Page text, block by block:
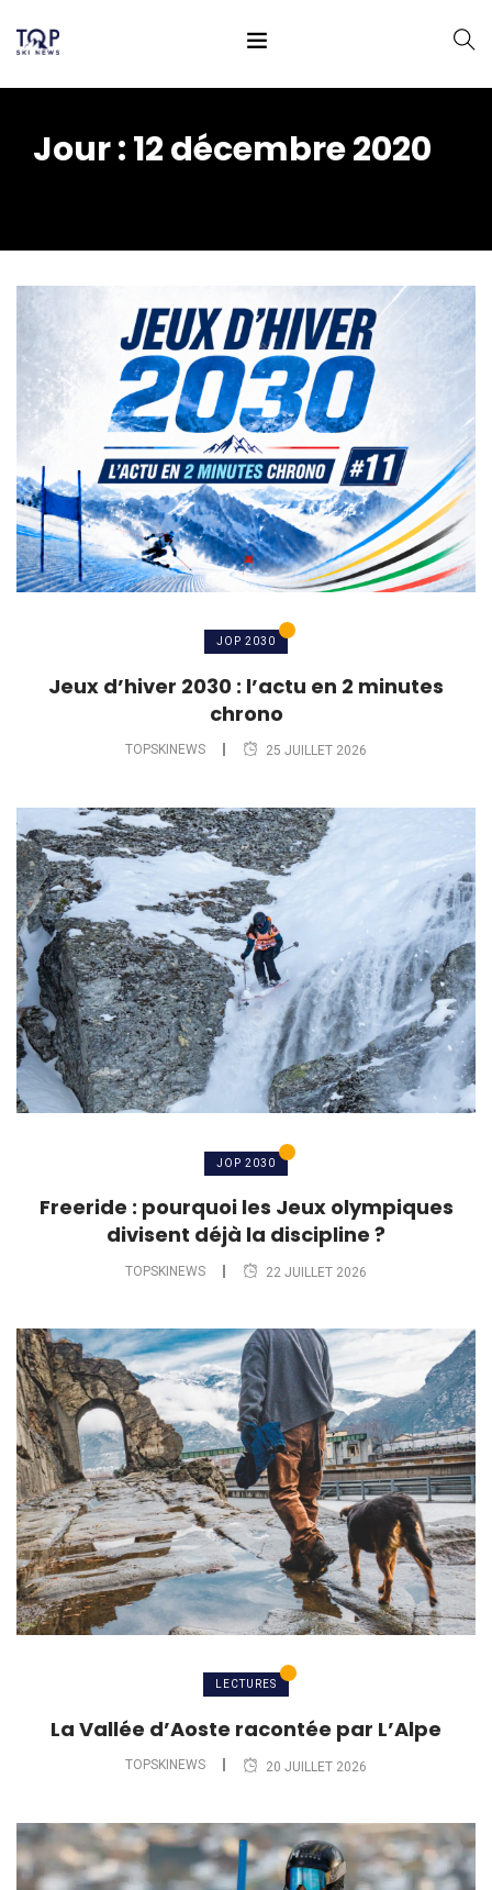
Jour :12 décembre 2020
JOP 2030
Jeux d’hiver 2030 : l’actu en 2 minutes
chrono
TOPSKINEWS 25 JUILLET 2026
JOP 2030
Freeride : pourquoi les Jeux olympiques
divisent déjà la discipline ?
TOPSKINEWS 22 JUILLET 2026
LECTURES
La Vallée d’Aoste racontée par L’Alpe
TOPSKINEWS 20 JUILLET 2026